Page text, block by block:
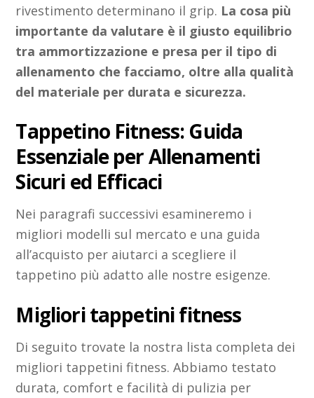
rivestimento determinano il grip. La cosa più
importante da valutare è il giusto equilibrio
tra ammortizzazione e presa per il tipo di
allenamento che facciamo, oltre alla qualità
del materiale per durata e sicurezza.
Tappetino Fitness: Guida
Essenziale per Allenamenti
Sicuri ed Efficaci
Nei paragrafi successivi esamineremo i
migliori modelli sul mercato e una guida
all’acquisto per aiutarci a scegliere il
tappetino più adatto alle nostre esigenze.
Migliori tappetini fitness
Di seguito trovate la nostra lista completa dei
migliori tappetini fitness. Abbiamo testato
durata, comfort e facilità di pulizia per